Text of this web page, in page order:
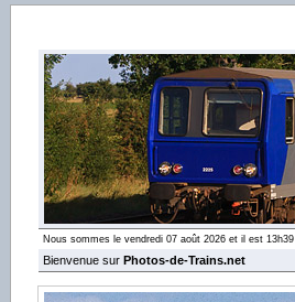
Nous sommes le vendredi 07 août 2026 et il est 13h39
Bienvenue sur Photos-de-Trains.net